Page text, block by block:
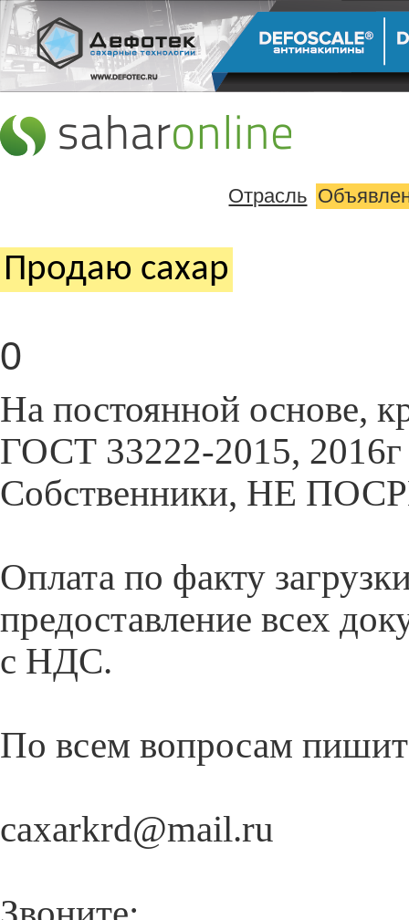
Отрасль
Продаю cахар
0
На постоянной основе,
ГОСТ 33222-2015, 2016г
Собственники, НЕ
Оплата по факту
предоставление всех
с НДС.
По всем вопросам
caxarkrd@mail.ru